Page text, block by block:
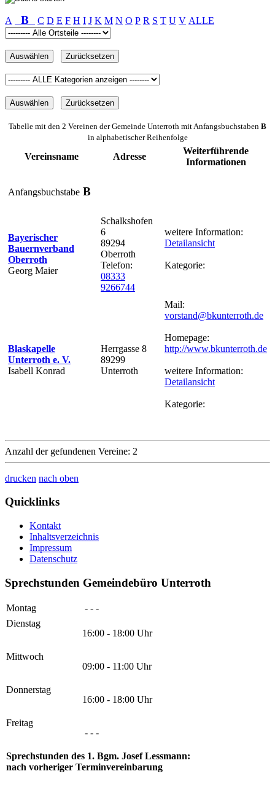
A B C D E F H I J K M N O P R S T U V ALLE
Tabelle mit den 2 Vereinen der Gemeinde Unterroth mit Anfangsbuchstaben B
in alphabetischer Reihenfolge
Vereinsname Adresse
Weiterführende
Informationen
Anfangsbuchstabe B
Bayerischer
Bauernverband
Oberroth
Georg Maier
Schalkshofen
6
89294
Oberroth
Telefon:
08333
9266744
weitere Information:
Detailansicht
Kategorie:
Blaskapelle
Unterroth e. V.
Isabell Konrad
Herrgasse 8
89299
Unterroth
Mail:
vorstand@bkunterroth.de
Homepage:
http://www.bkunterroth.de
weitere Information:
Detailansicht
Kategorie:
Anzahl der gefundenen Vereine: 2
drucken nach oben
Quicklinks
Kontakt
Inhaltsverzeichnis
Impressum
Datenschutz
Sprechstunden Gemeindebüro Unterroth
Montag
- - -
Dienstag
16:00 - 18:00 Uhr
Mittwoch
09:00 - 11:00 Uhr
Donnerstag
16:00 - 18:00 Uhr
Freitag
- - -
Sprechstunden des 1. Bgm. Josef Lessmann:
nach vorheriger Terminvereinbarung